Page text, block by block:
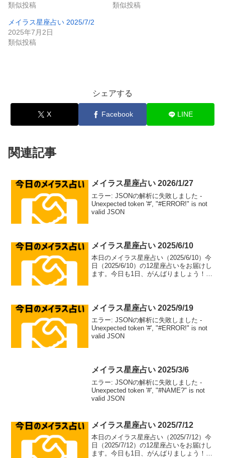
類似投稿
類似投稿
メイラス星座占い 2025/7/2
2025年7月2日
類似投稿
シェアする
X Facebook LINE
関連記事
メイラス星座占い 2026/1/27
エラー: JSONの解析に失敗しました -
Unexpected token '#', "#ERROR!" is not
valid JSON
メイラス星座占い 2025/6/10
本日のメイラス星座占い（2025/6/10）今
日（2025/6/10）の12星座占いをお届けし
ます。今日も1日、がんばりましょう！牡
メイラス星座占い 2025/9/19
エラー: JSONの解析に失敗しました -
Unexpected token '#', "#ERROR!" is not
valid JSON
メイラス星座占い 2025/3/6
エラー: JSONの解析に失敗しました -
Unexpected token '#', "#NAME?" is not
valid JSON
メイラス星座占い 2025/7/12
本日のメイラス星座占い（2025/7/12）今
日（2025/7/12）の12星座占いをお届けし
ます。今日も1日、がんばりましょう！牡